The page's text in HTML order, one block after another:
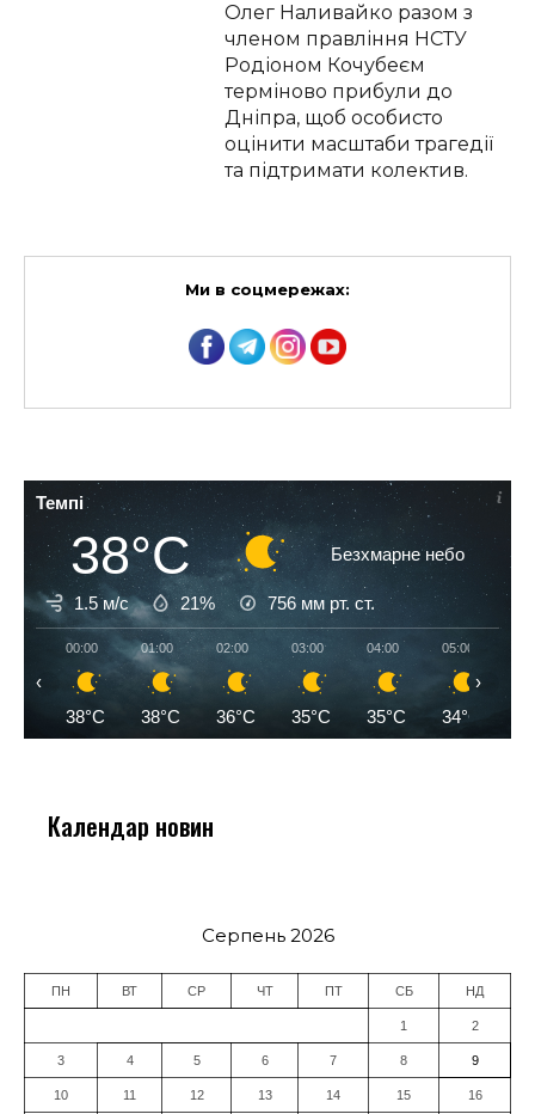
Олег Наливайко разом з
членом правління НСТУ
Родіоном Кочубеєм
терміново прибули до
Дніпра, щоб особисто
оцінити масштаби трагедії
та підтримати колектив.
Ми в соцмережах:
Темпі
38°C Безхмарне небо
1.5 м/с 21% 756 мм рт. ст.
00:00
38°C
01:00
38°C
02:00
36°C
03:00
35°C
04:00
35°C
05:00
34°C
‹ ›
Календар новин
Серпень 2026
ПН ВТ СР ЧТ ПТ СБ НД
1 2
3 4 5 6 7 8 9
10 11 12 13 14 15 16